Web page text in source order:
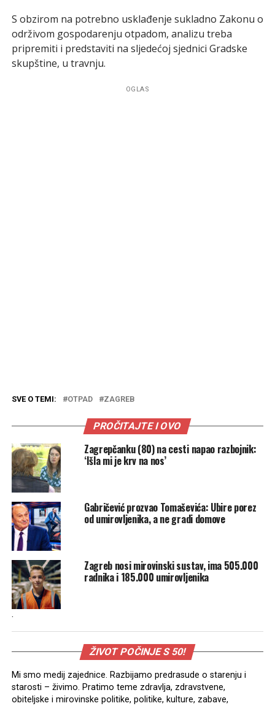
S obzirom na potrebno usklađenje sukladno Zakonu o
održivom gospodarenju otpadom, analizu treba
pripremiti i predstaviti na sljedećoj sjednici Gradske
skupštine, u travnju.
OGLAS
SVE O TEMI: OTPAD ZAGREB
PROČITAJTE I OVO
Zagrepčanku (80) na cesti napao razbojnik:
‘Išla mi je krv na nos’
Gabričević prozvao Tomaševića: Ubire porez
od umirovljenika, a ne gradi domove
Zagreb nosi mirovinski sustav, ima 505.000
radnika i 185.000 umirovljenika
.
ŽIVOT POČINJE S 50!
Mi smo medij zajednice. Razbijamo predrasude o starenju i
starosti – živimo. Pratimo teme zdravlja, zdravstvene,
obiteljske i mirovinske politike, politike, kulture, zabave,